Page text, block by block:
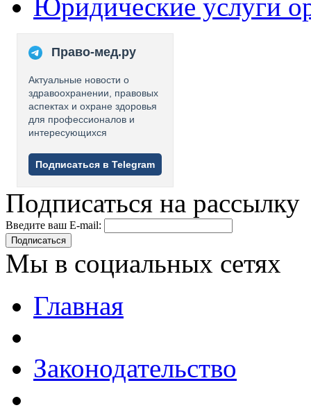
Юридические услуги
Право-мед.ру
Актуальные новости о
здравоохранении, правовых
аспектах и охране здоровья
для профессионалов и
интересующихся
Подписаться в Telegram
Подписаться на рассылку
Введите ваш E-mail:
Подписаться
Мы в социальных сетях
Главная
Законодательство